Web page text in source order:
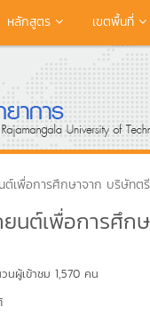
หลักสูตร เขตพื้นที่
เพื่อการศึกษาจาก บริษัทต
นต์เพื่อการศึก
นผู้เข้าชม 1,570 คน